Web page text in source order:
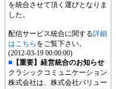
を統合させて頂く運びとなりま
した。
配信サービス統合に関する詳細
はこちら をご覧下さい。
(2012-03-19 00:00:00)
■ 【重要】経営統合のお知らせ
クラシックコミュニケーション
株式会社は、株式会社バリュー